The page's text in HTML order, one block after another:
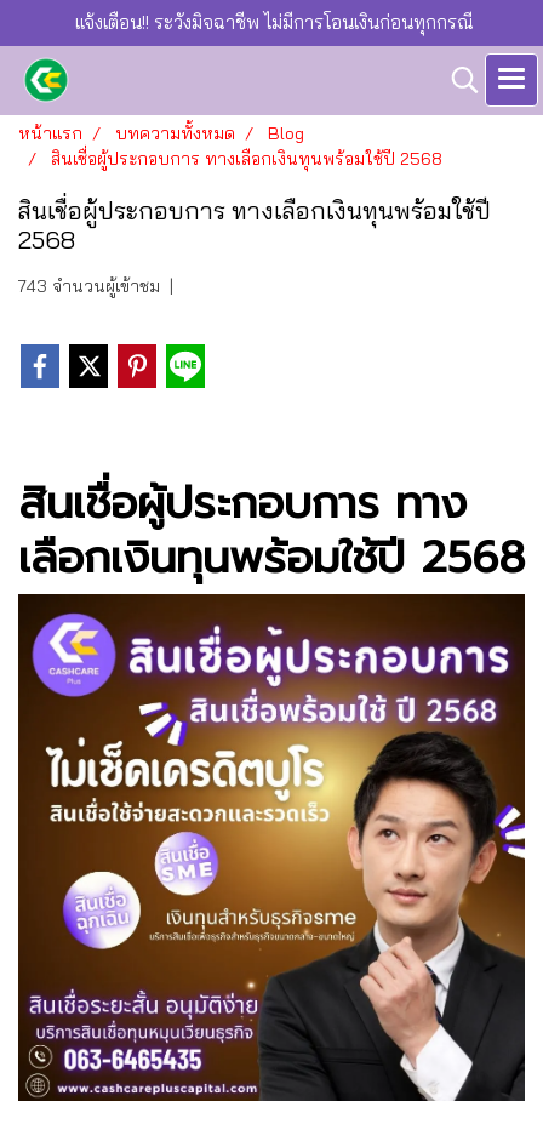
แจ้งเตือน!! ระวังมิจฉาชีพ ไม่มีการโอนเงินก่อนทุกกรณี
หน้าแรก บทความทั้งหมด
Blog
สินเชื่อผู้ประกอบการ ทางเลือกเงินทุนพร้อมใช้ปี 2568
สินเชื่อผู้ประกอบการ ทางเลือกเงินทุนพร้อมใช้ปี
2568
743 จำนวนผู้เข้าชม |
สินเชื่อผู้ประกอบการ ทาง
เลือกเงินทุนพร้อมใช้ปี 2568